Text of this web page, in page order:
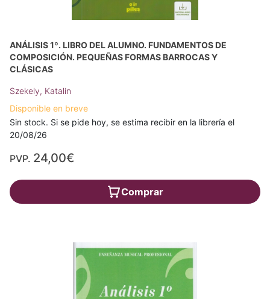
ANÁLISIS 1º. LIBRO DEL ALUMNO. FUNDAMENTOS DE
COMPOSICIÓN. PEQUEÑAS FORMAS BARROCAS Y
CLÁSICAS
Szekely, Katalin
Disponible en breve
Sin stock. Si se pide hoy, se estima recibir en la librería el
20/08/26
PVP. 24,00€
Comprar